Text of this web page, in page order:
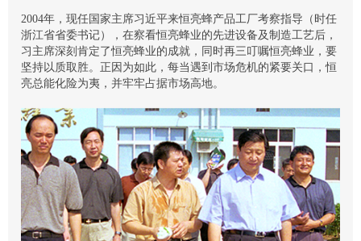
2004年，现任国家主席习近平来恒亮蜂产品工厂考察指导（时任
浙江省省委书记），在察看恒亮蜂业的先进设备及制造工艺后，
习主席深刻肯定了恒亮蜂业的成就，同时再三叮嘱恒亮蜂业，要
坚持以质取胜。正因为如此，每当遇到市场危机的紧要关口，恒
亮总能化险为夷，并牢牢占据市场高地。